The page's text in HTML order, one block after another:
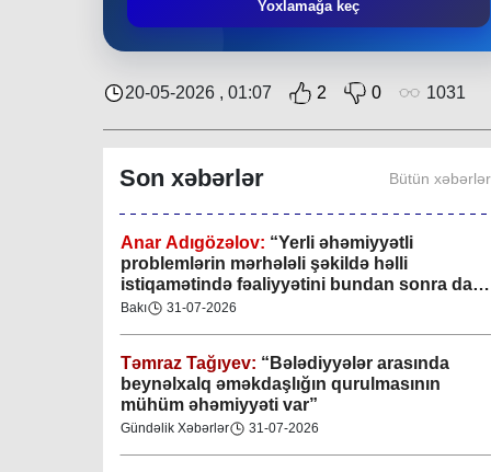
Yoxlamağa keç
20-05-2026 , 01:07 2 0 1031
Son xəbərlər Bütün xəbərlər
keçirilib
Gündəlik Xəbərlər 04-08-2026
Anar Adıgözəlov: “Yerli əhəmiyyətli
problemlərin mərhələli şəkildə həlli
istiqamətində fəaliyyətini bundan sonra da
davam etdirəcəkdir
Bakı 31-07-2026
Təmraz Tağıyev: “Bələdiyyələr arasında
beynəlxalq əməkdaşlığın qurulmasının
mühüm əhəmiyyəti var”
Gündəlik Xəbərlər 31-07-2026